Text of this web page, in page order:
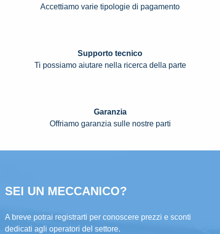
Accettiamo varie tipologie di pagamento
Supporto tecnico
Ti possiamo aiutare nella ricerca della parte
Garanzia
Offriamo garanzia sulle nostre parti
SEI UN MECCANICO?
A breve potrai registrarti per conoscere prezzi e sconti
dedicati agli operatori del settore.